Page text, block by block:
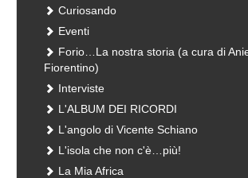
Curiosando
Eventi
Forio…La nostra storia (a cura di
Fiorentino)
Interviste
L'ALBUM DEI RICORDI
L'angolo di Vicente Schiano
L'isola che non c'è…più!
La Mia Africa